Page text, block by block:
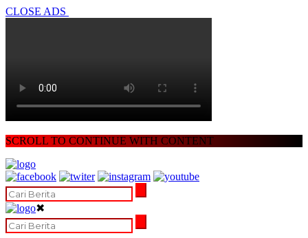
CLOSE ADS
SCROLL TO CONTINUE WITH CONTENT
✖